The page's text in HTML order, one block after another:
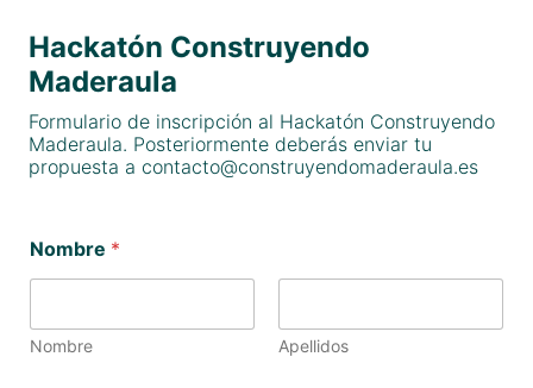
Hackatón Construyendo
Maderaula
Formulario de inscripción al Hackatón Construyendo
Maderaula. Posteriormente deberás enviar tu
propuesta a contacto@construyendomaderaula.es
Nombre *
Nombre Apellidos